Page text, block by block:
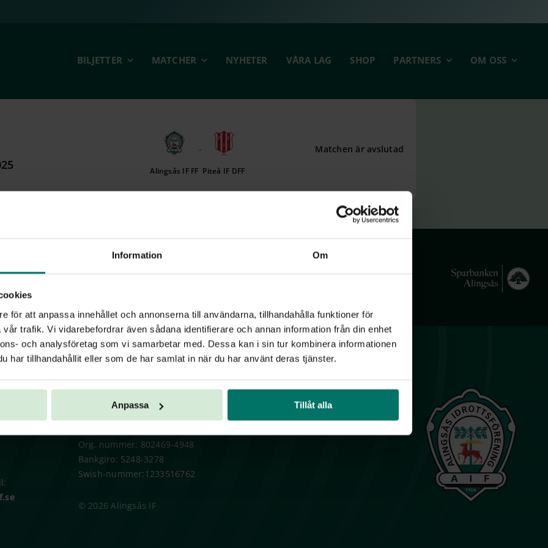
Information Om
för att anpassa innehållet och annonserna till användarna, tillhandahålla funktioner för
trafik. Vi vidarebefordrar även sådana identifierare och annan information från din enhet
och analysföretag som vi samarbetar med. Dessa kan i sin tur kombinera informationen
har tillhandahållit eller som de har samlat in när du har använt deras tjänster.
Anpassa Tillåt alla
BILJETTER MATCHER NYHETER VÅRA LAG SHOP PARTNERS OM OSS
Alingsås IF FF
-
Piteå IF DFF
Matchen är avslutad
Org. nummer: 802469-4948
Bankgiro: 5248-3278
Swish-nummer:1233516762
© 2026 Alingsås IF